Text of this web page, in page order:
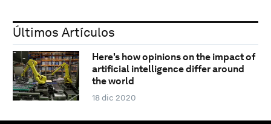
Últimos Artículos
Here's how opinions on the impact of
artificial intelligence differ around
the world
18 dic 2020